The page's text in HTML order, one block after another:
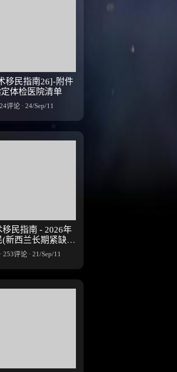
移民指南26]-附件
体检医院清单
评论 · 24/Sep/11
民指南 - 2026年
新西兰长期紧缺职
253评论 · 21/Sep/11